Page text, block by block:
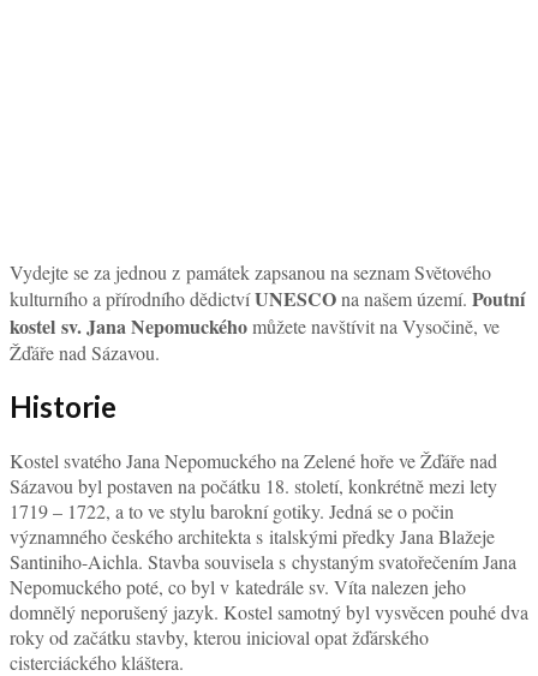
Vydejte se za jednou z památek zapsanou na seznam Světového
kulturního a přírodního dědictvíUNESCOna našem území. Poutní
kostel sv. Jana Nepomuckéhomůžete navštívit na Vysočině, ve
Žďáře nad Sázavou.
Historie
Kostel svatého Jana Nepomuckého na Zelené hoře ve Žďáře nad
Sázavou byl postaven na počátku 18. století, konkrétně mezi lety
1719 – 1722, a to ve stylu barokní gotiky. Jedná se o počin
významného českého architekta s italskými předky Jana Blažeje
Santiniho-Aichla. Stavba souvisela s chystaným svatořečením Jana
Nepomuckého poté, co byl v katedrále sv. Víta nalezen jeho
domnělý neporušený jazyk. Kostel samotný byl vysvěcen pouhé dva
roky od začátku stavby, kterou inicioval opat žďárského
cisterciáckého kláštera.